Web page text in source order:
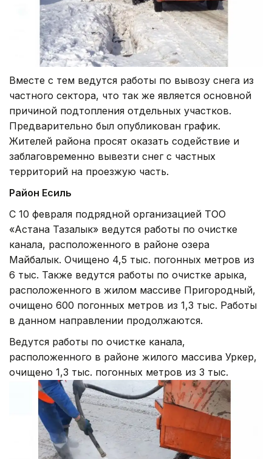
Вместе с тем ведутся работы по вывозу снега из
частного сектора, что так же является основной
причиной подтопления отдельных участков.
Предварительно был опубликован график.
Жителей района просят оказать содействие и
заблаговременно вывезти снег с частных
территорий на проезжую часть.
Район Есиль
С 10 февраля подрядной организацией ТОО
«Астана Тазалык» ведутся работы по очистке
канала, расположенного в районе озера
Майбалык. Очищено 4,5 тыс. погонных метров из
6 тыс. Также ведутся работы по очистке арыка,
расположенного в жилом массиве Пригородный,
очищено 600 погонных метров из 1,3 тыс. Работы
в данном направлении продолжаются.
Ведутся работы по очистке канала,
расположенного в районе жилого массива Уркер,
очищено 1,3 тыс. погонных метров из 3 тыс.